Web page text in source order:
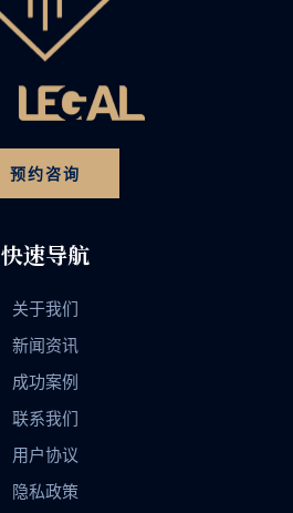
预约咨询
快速导航
关于我们
新闻资讯
成功案例
联系我们
用户协议
隐私政策